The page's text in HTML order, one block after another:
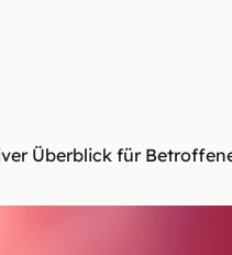
Überblick für